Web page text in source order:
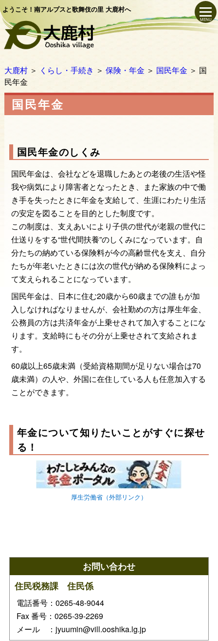
ようこそ！南アルプスと歌舞伎の里 大鹿村へ
MENU
大鹿村 ＞ くらし・手続き ＞ 保険・年金 ＞ 国民年金 ＞ 国
民年金
国民年金
国民年金のしくみ
国民年金は、会社などを退職したあとの老後の生活や怪
我や病気により障害者となったとき、また家族の中で働
き手を失ったときに年金を支給して、生涯にわたり生活
の安定を図ることを目的とした制度です。
この制度は、支えあいにより子供の世代が老親の世代に
仕送りをする“世代間扶養”のしくみになっています。自
分たちの納めている保険料が今の高齢世代を支え、自分
たちが年老いたときには次の世代が納める保険料によっ
て支えられることになっています。
国民年金は、日本に住む20歳から60歳までの誰もが加
入しなければなりませんが、会社勤めの方は厚生年金、
公務員の方は共済年金が上乗せされて加入することにな
ります。支給時にもその分が上乗せされて支給されま
す。
60歳以上65歳未満（受給資格期間が足りない場合は70
歳未満）の人や、外国に在住している人も任意加入する
ことができます。
年金について知りたいことがすぐに探せ
る！
厚生労働省（外部リンク）
お問い合わせ
住民税務課 住民係
電話番号：0265-48-9044
Fax 番号：0265-39-2269
メール ：jyuumin@vill.ooshika.lg.jp